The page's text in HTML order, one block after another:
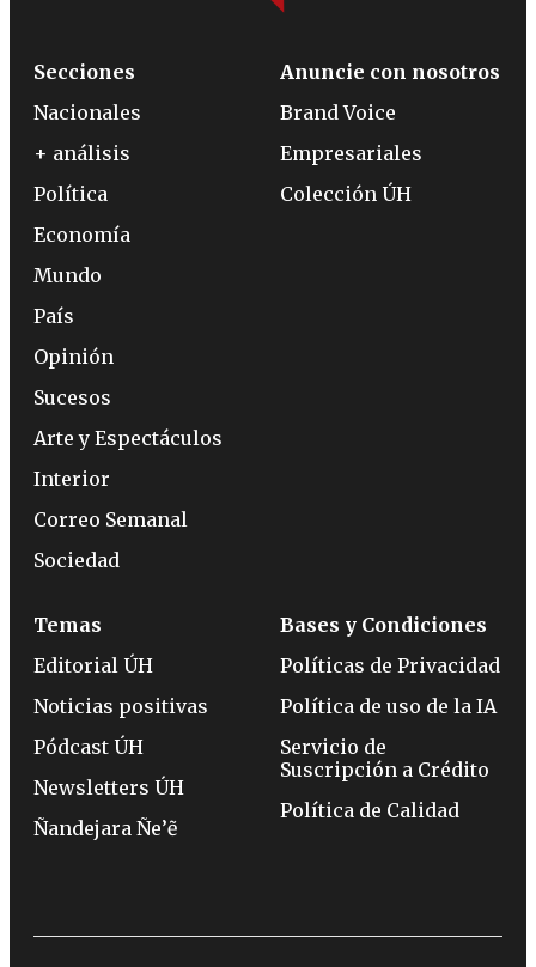
Secciones
Nacionales
+ análisis
Política
Economía
Mundo
País
Opinión
Sucesos
Arte y Espectáculos
Interior
Correo Semanal
Sociedad
Anuncie con nosotros
Brand Voice
Empresariales
Colección ÚH
Temas
Editorial ÚH
Noticias positivas
Pódcast ÚH
Newsletters ÚH
Ñandejara Ñe’ẽ
Bases y Condiciones
Políticas de Privacidad
Política de uso de la IA
Servicio de
Suscripción a Crédito
Política de Calidad